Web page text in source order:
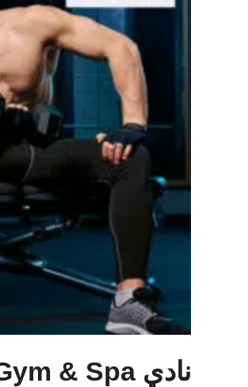
نادي H2O Gym & Spa